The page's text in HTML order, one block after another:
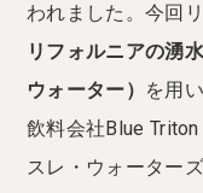
われました。今回
リフォルニアの湧
ウォーター） を用
飲料会社Blue
スレ・ウォーター